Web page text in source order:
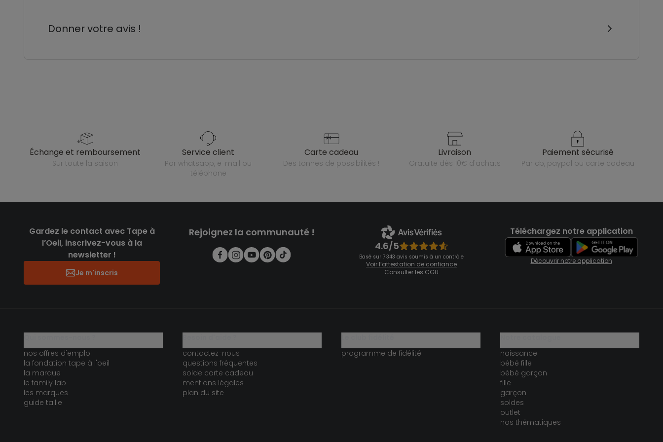
Donner votre avis !
échange et remboursement
sur toute la saison
service client
par whatsapp, e-mail ou
téléphone
carte cadeau
des tonnes de possibilités !
livraison
gratuite dès 10€ d'achats
paiement sécurisé
par cb, paypal ou carte cadeau
Gardez le contact avec Tape à
l’Oeil, inscrivez-vous à la
newsletter !
Je m'inscris
Rejoignez la communauté !
4.6/5
Basé sur 7 343 avis soumis à un contrôle
Voir l’attestation de confiance
Consulter les CGU
Téléchargez notre application
Découvrir notre application
nos offres d'emploi
la fondation tape à l'oeil
la marque
le family lab
les marques
guide taille
contactez-nous
questions fréquentes
solde carte cadeau
mentions légales
plan du site
programme de fidélité
naissance
bébé fille
bébé garçon
fille
garçon
soldes
outlet
nos thématiques